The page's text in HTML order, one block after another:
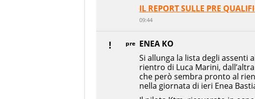
pre ENEA KO
Si allunga la lista degli assenti
rientro di Luca Marini,
che però sembra pronto al
nella giornata di ieri Enea
IL REPORT SULLE PRE
09:44